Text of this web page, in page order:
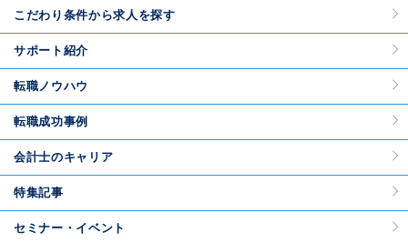
こだわり条件から求人を探す
サポート紹介
転職ノウハウ
転職成功事例
会計士のキャリア
特集記事
セミナー・イベント